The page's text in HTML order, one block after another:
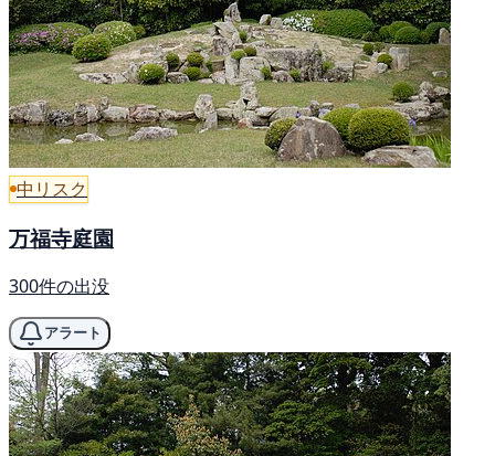
中リスク
万福寺庭園
300件の出没
アラート